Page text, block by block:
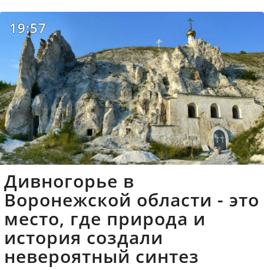
19:57
Дивногорье в
Воронежской области - это
место, где природа и
история создали
невероятный синтез